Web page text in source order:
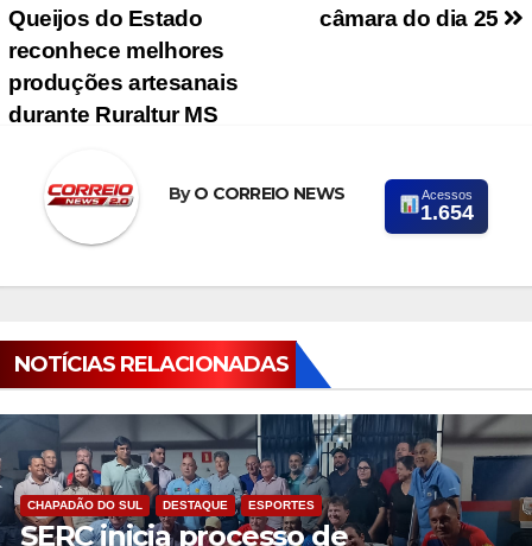
câmara do dia 25
Queijos do Estado
reconhece melhores
produções artesanais
durante Ruraltur MS
ByO CORREIO NEWS Acessos
1.654
NOTÍCIAS RELACIONADAS
CHAPADÃO DO SUL DESTAQUE ESPORTES
SERC inicia processo de